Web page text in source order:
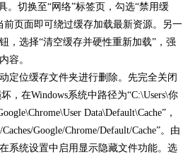
。切换至“网络”标签页，勾选“禁用缓
前页面即可绕过缓存加载最新资源。另一
，选择“清空缓存并硬性重新加载”，强
容。
定位缓存文件夹进行删除。先完全关闭
，在Windows系统中路径为“C:\Users\你
Data\Default\Cache”，
Google/Chrome/Default/Cache”。由
系统设置中启用显示隐藏文件功能。选